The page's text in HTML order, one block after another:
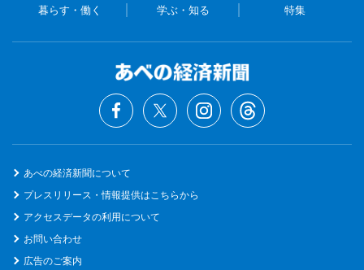
暮らす・働く 学ぶ・知る 特集
あべの経済新聞について
プレスリリース・情報提供はこちらから
アクセスデータの利用について
お問い合わせ
広告のご案内